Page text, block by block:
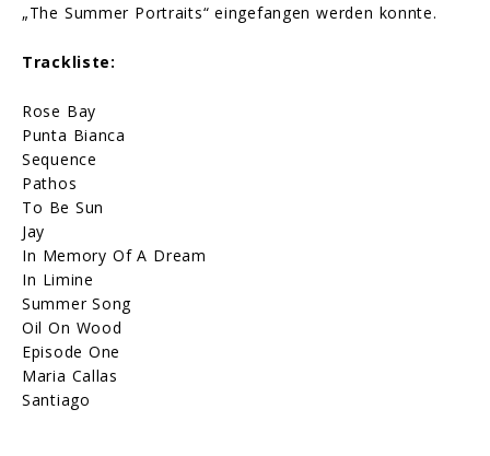
„The Summer Portraits“ eingefangen werden konnte.
Trackliste:
Rose Bay
Punta Bianca
Sequence
Pathos
To Be Sun
Jay
In Memory Of A Dream
In Limine
Summer Song
Oil On Wood
Episode One
Maria Callas
Santiago